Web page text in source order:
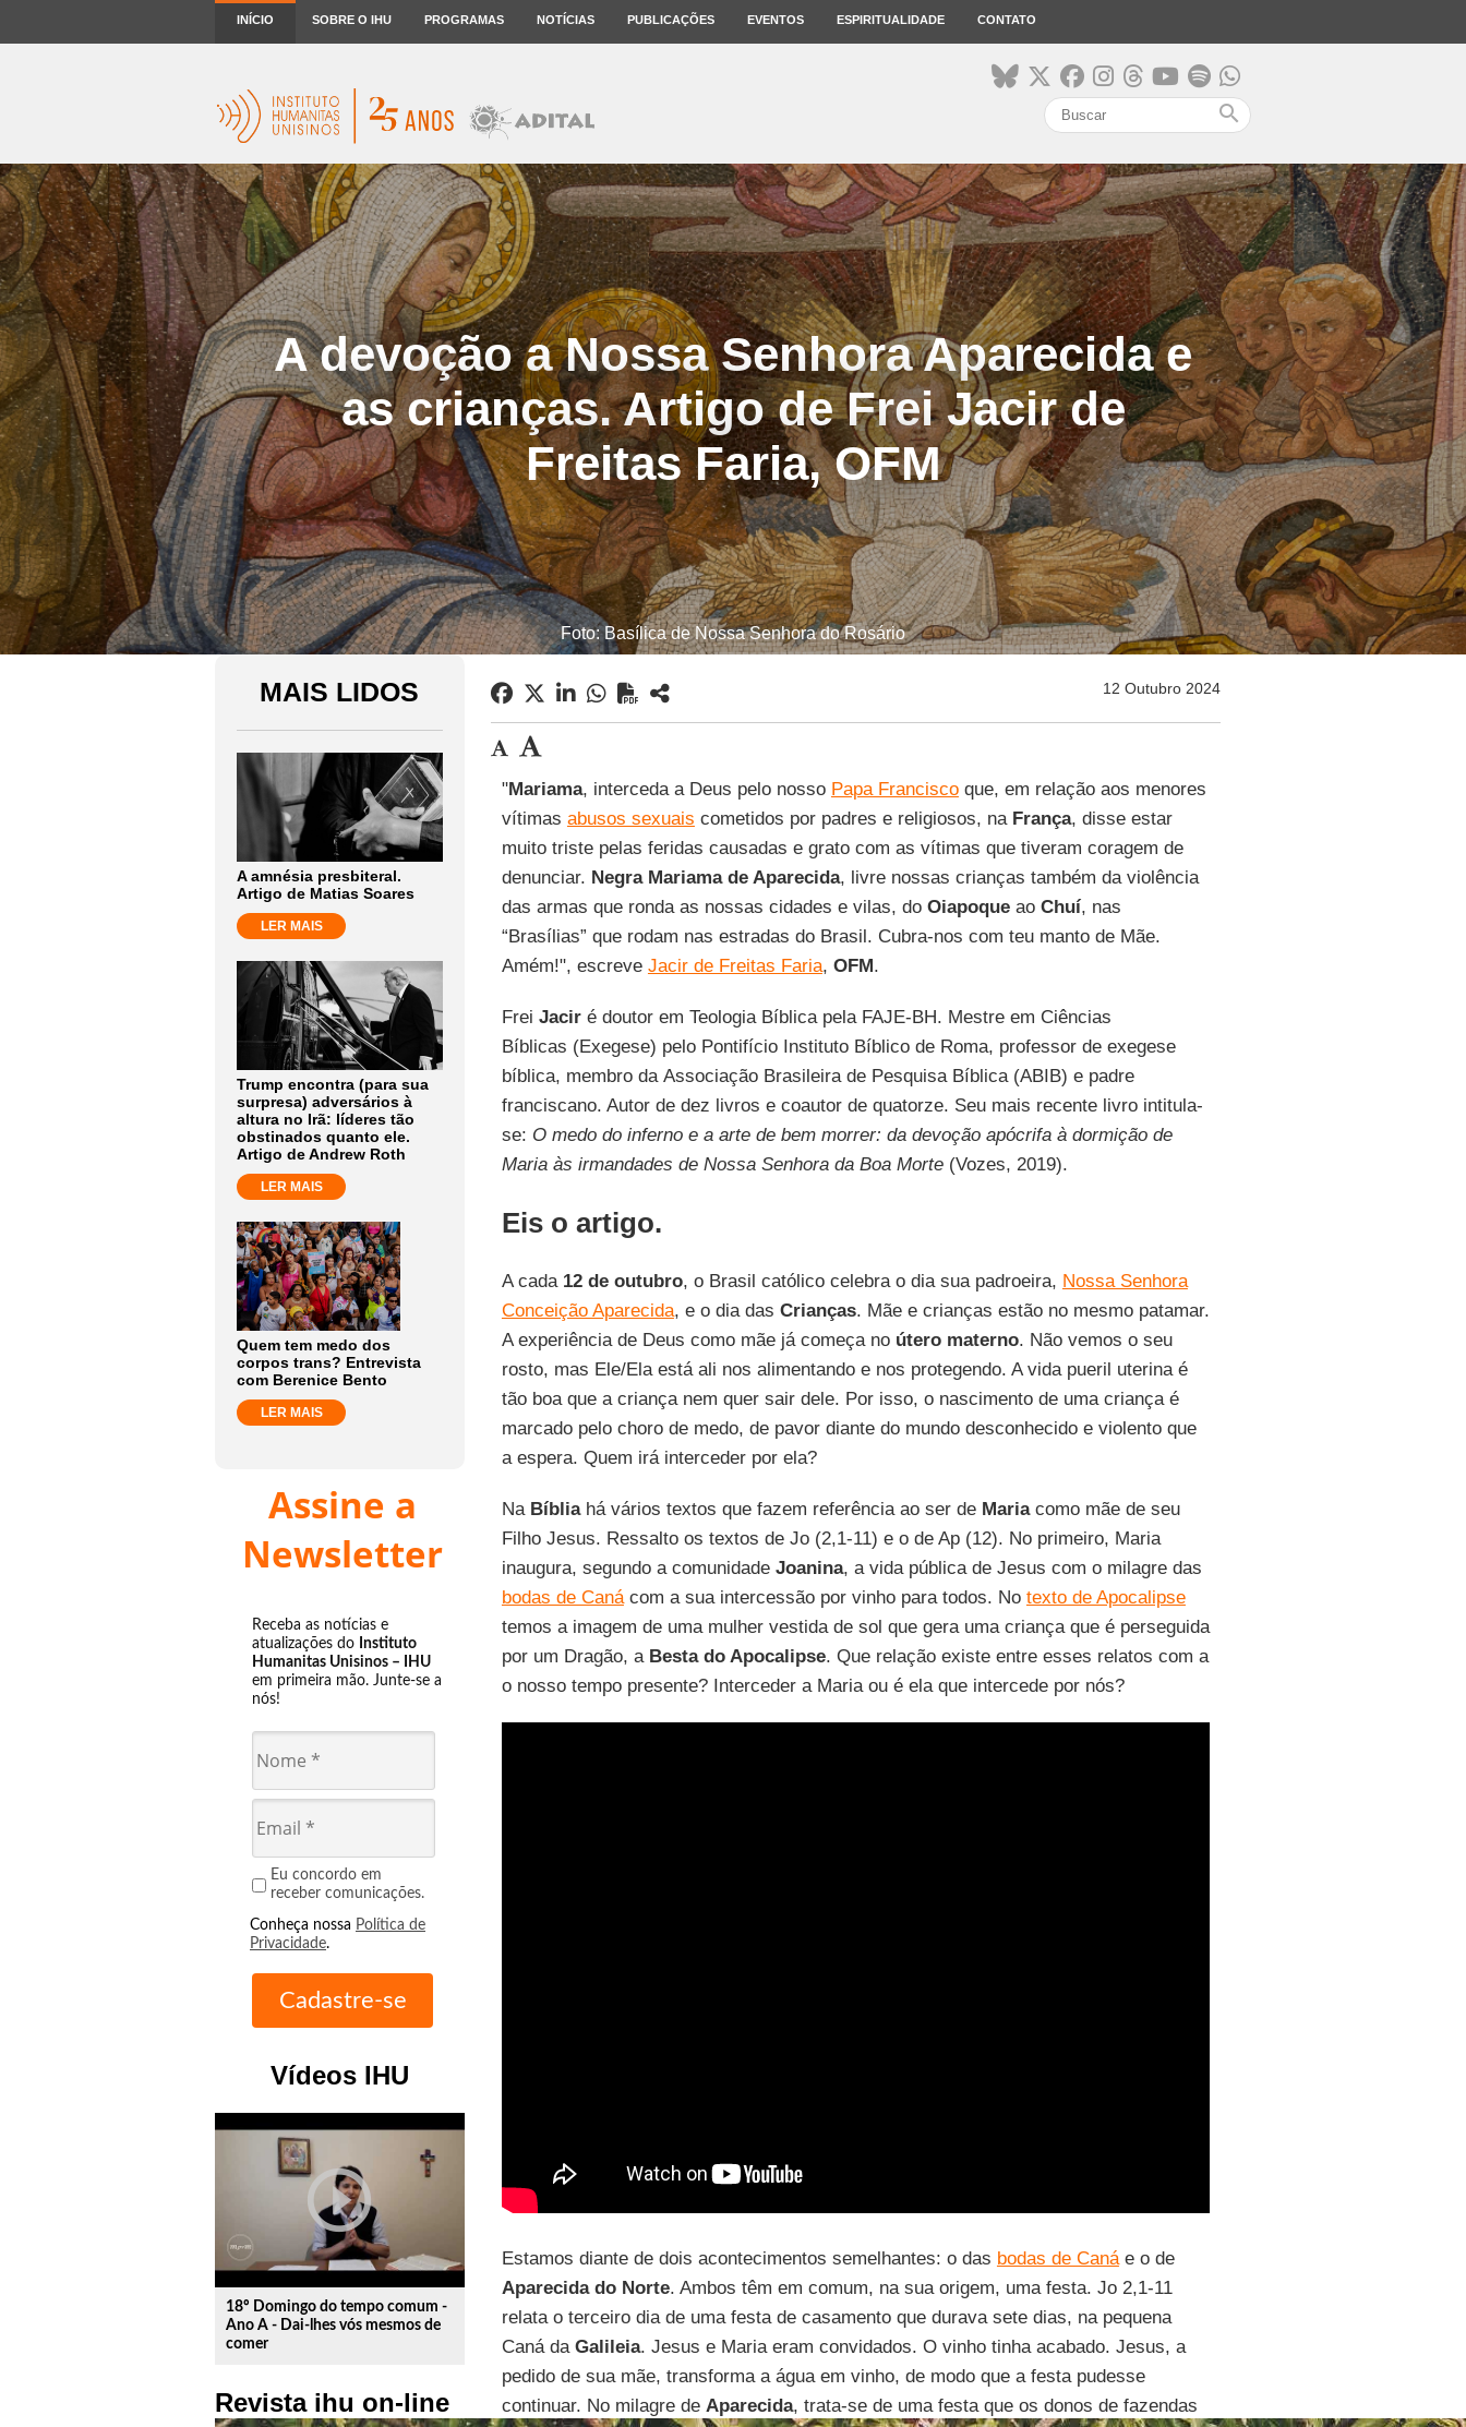
INÍCIO SOBRE O IHU PROGRAMAS NOTÍCIAS PUBLICAÇÕES EVENTOS ESPIRITUALIDADE CONTATO
search
A devoção a Nossa Senhora Aparecida e
as crianças. Artigo de Frei Jacir de
Freitas Faria, OFM
Foto: Basílica de Nossa Senhora do Rosário
MAIS LIDOS
A amnésia presbiteral.
Artigo de Matias Soares
LER MAIS
Trump encontra (para sua
surpresa) adversários à
altura no Irã: líderes tão
obstinados quanto ele.
Artigo de Andrew Roth
LER MAIS
Quem tem medo dos
corpos trans? Entrevista
com Berenice Bento
LER MAIS
Assine a
Newsletter
Receba as notícias e
atualizações do Instituto
Humanitas Unisinos – IHU
em primeira mão. Junte-se a
nós!
Eu concordo em
receber comunicações.
Conheça nossa Política de
Privacidade.
Vídeos IHU
play_circle_outline
18º Domingo do tempo comum -
Ano A - Dai-lhes vós mesmos de
comer
Revista ihu on-line
12 Outubro 2024
"Mariama, interceda a Deus pelo nosso Papa Franciscoque, em relação aos menores
vítimas abusos sexuais cometidos por padres e religiosos, na França, disse estar
muito triste pelas feridas causadas e grato com as vítimas que tiveram coragem de
denunciar. Negra Mariama de Aparecida, livre nossas crianças também da violência
das armas que ronda as nossas cidades e vilas, do Oiapoqueao Chuí, nas
“Brasílias” que rodam nas estradas do Brasil. Cubra-nos com teu manto de Mãe.
Amém!", escreve Jacir de Freitas Faria, OFM.
Frei Jaciré doutor em Teologia Bíblica pela FAJE-BH. Mestre em Ciências
Bíblicas (Exegese) pelo Pontifício Instituto Bíblico de Roma, professor de exegese
bíblica, membro da Associação Brasileira de Pesquisa Bíblica (ABIB) e padre
franciscano. Autor de dez livros e coautor de quatorze. Seu mais recente livro intitula-
se: O medo do inferno e a arte de bem morrer: da devoção apócrifa à dormição de
Maria às irmandades de Nossa Senhora da Boa Morte (Vozes, 2019).
Eis o artigo.
A cada 12 de outubro, o Brasil católico celebra o dia sua padroeira, Nossa Senhora
Conceição Aparecida, e o dia das Crianças. Mãe e crianças estão no mesmo patamar.
A experiência de Deus como mãe já começa no útero materno. Não vemos o seu
rosto, mas Ele/Ela está ali nos alimentando e nos protegendo. A vida pueril uterina é
tão boa que a criança nem quer sair dele. Por isso, o nascimento de uma criança é
marcado pelo choro de medo, de pavor diante do mundo desconhecido e violento que
a espera. Quem irá interceder por ela?
Na Bíbliahá vários textos que fazem referência ao ser de Mariacomo mãe de seu
Filho Jesus. Ressalto os textos de Jo (2,1-11) e o de Ap (12). No primeiro, Maria
inaugura, segundo a comunidade Joanina, a vida pública de Jesus com o milagre das
bodas de Canácom a sua intercessão por vinho para todos. No texto de Apocalipse
temos a imagem de uma mulher vestida de sol que gera uma criança que é perseguida
por um Dragão, a Besta do Apocalipse. Que relação existe entre esses relatos com a
o nosso tempo presente? Interceder a Maria ou é ela que intercede por nós?
Estamos diante de dois acontecimentos semelhantes: o das bodas de Canáe o de
Aparecida do Norte. Ambos têm em comum, na sua origem, uma festa. Jo 2,1-11
relata o terceiro dia de uma festa de casamento que durava sete dias, na pequena
Caná daGalileia. Jesus e Maria eram convidados. O vinho tinha acabado. Jesus, a
pedido de sua mãe, transforma a água em vinho, de modo que a festa pudesse
continuar. No milagre de Aparecida, trata-se de uma festa que os donos de fazendas